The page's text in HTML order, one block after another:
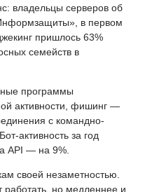
владельцы серверов об
в первом
пришлось 63%
семейств в
программы
активности, фишинг —
с командно-
активность за год
API — на 9%.
своей незаметностью.
но медленнее и